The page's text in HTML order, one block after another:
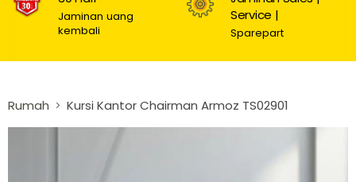
Jaminan uang
kembali
Service |
Sparepart
Rumah Kursi Kantor Chairman Armoz TS02901